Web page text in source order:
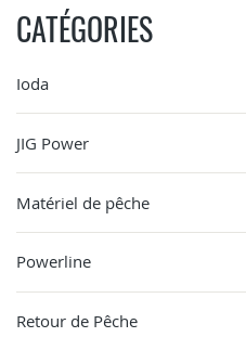
CATÉGORIES
Ioda
JIG Power
Matériel de pêche
Powerline
Retour de Pêche